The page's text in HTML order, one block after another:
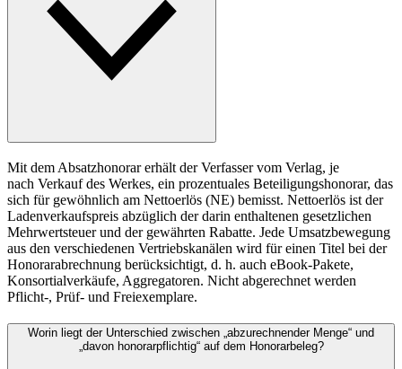
Mit dem Absatzhonorar erhält der Verfasser vom Verlag, je
nach Verkauf des Werkes, ein prozentuales Beteiligungshonorar, das
sich für gewöhnlich am Nettoerlös (NE) bemisst. Nettoerlös ist der
Ladenverkaufspreis abzüglich der darin enthaltenen gesetzlichen
Mehrwertsteuer und der gewährten Rabatte. Jede Umsatzbewegung
aus den verschiedenen Vertriebskanälen wird für einen Titel bei der
Honorarabrechnung berücksichtigt, d. h. auch eBook-Pakete,
Konsortialverkäufe, Aggregatoren. Nicht abgerechnet werden
Pflicht-, Prüf- und Freiexemplare.
Worin liegt der Unterschied zwischen „abzurechnender Menge“ und
„davon honorarpflichtig“ auf dem Honorarbeleg?